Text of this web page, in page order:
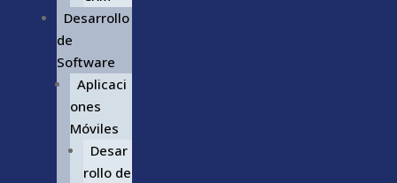
Desarrollo
de
Software
Aplicaci
ones
Móviles
Desar
rollo de